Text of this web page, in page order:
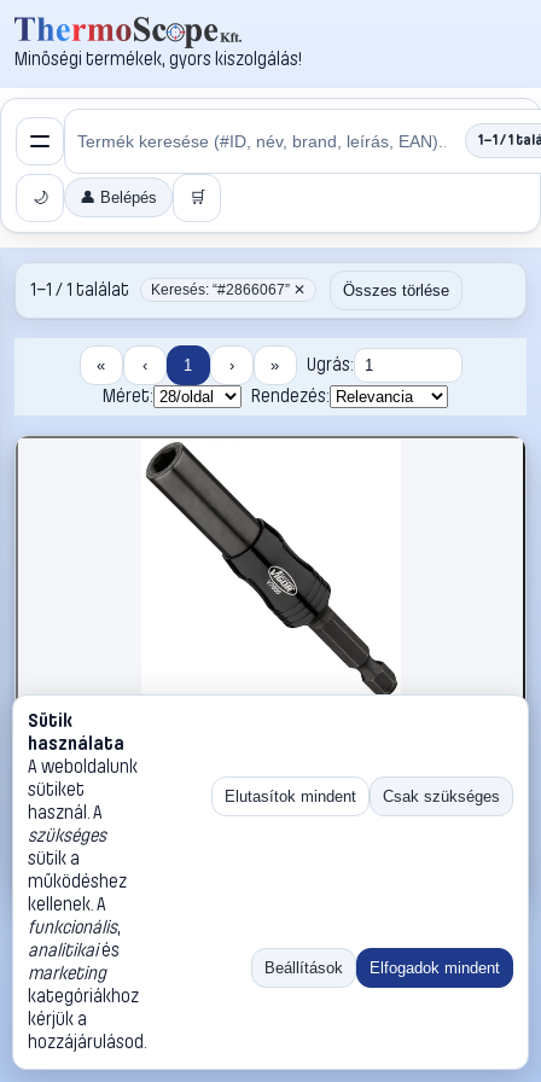
Minőségi termékek, gyors kiszolgálás!
1–1 / 1
🌙 👤 Belépés 🛒
1–1 / 1 találat Keresés: “#2866067” ✕ Összes törlése
« ‹ 1 › »
Ugrás:
Méret:
Rendezés:
#2866067
Vigor Bittartó 88 mm 1/4 (6,3 mm)
Vigor Bit tartók, mágneses betéttartók
6 490 Ft
Kosárba
«
Méret:
Rendezés:
©2026
ThermoScope
Cégbemutató
Sütik
használata
A weboldalunk
sütiket
használ. A
szükséges
sütik a
működéshez
kellenek. A
funkcionális,
analitikaiés
marketing
kategóriákhoz
kérjük a
hozzájárulásod.
Elutasítok mindent Csak szükséges
Beállítások Elfogadok mindent